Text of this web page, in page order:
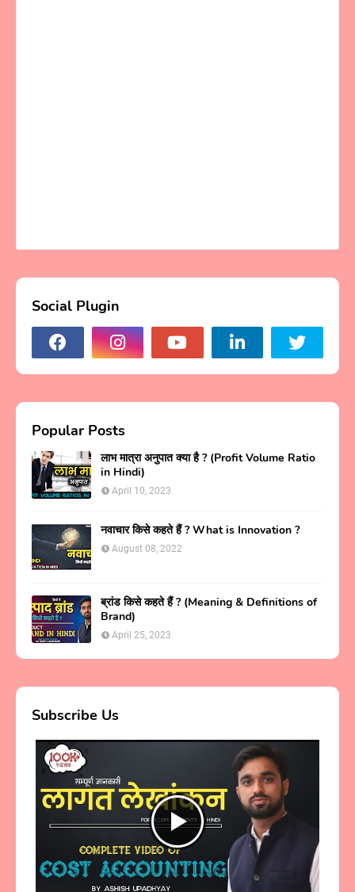
Social Plugin
Popular Posts
लाभ मात्रा अनुपात क्या है ? (Profit Volume Ratio
in Hindi)
April 10, 2023
नवाचार किसे कहते हैं ? What is Innovation ?
August 08, 2022
ब्रांड किसे कहते हैं ? (Meaning & Definitions of
Brand)
April 25, 2023
Subscribe Us